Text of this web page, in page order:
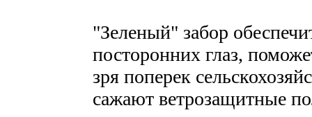
"Зеленый" забор
посторонних глаз,
зря поперек
сажают ветрозащитные